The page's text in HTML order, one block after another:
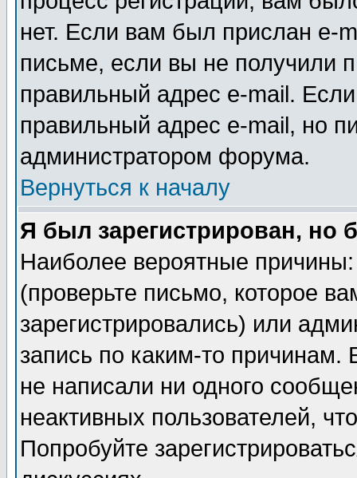
нет. Если вам был прислан e-
письме, если вы не получили
правильный адрес e-mail.
правильный адрес e-mail, но
администратором форума.
Вернуться к началу
Я был зарегистрирован, но
Наиболее вероятные
(проверьте письмо, которое
зарегистрировались) или
запись по каким-то
не написали ни одного
неактивных пользователей,
Попробуйте